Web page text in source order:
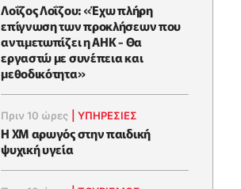
Λοΐζος Λοΐζου: «Έχω πλήρη
επίγνωση των προκλήσεων που
αντιμετωπίζει η ΑΗΚ - Θα
εργαστώ με συνέπεια και
μεθοδικότητα»
Πριν 10 ώρες |ΥΠΗΡΕΣΙΕΣ
Η XM αρωγός στην παιδική
ψυχική υγεία